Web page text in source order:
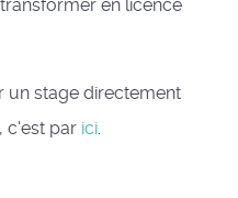
en licence
un stage directement
c'est par ici.